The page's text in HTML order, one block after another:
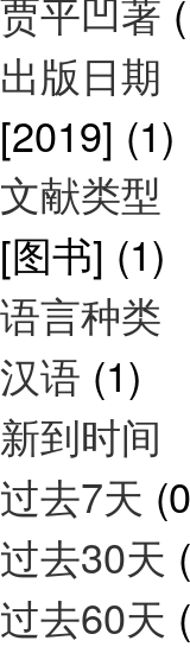
贾平凹著
出版日期
[2019] (1)
文献类型
[图书] (1)
语言种类
汉语 (1)
新到时间
过去7天
过去30天
过去60天